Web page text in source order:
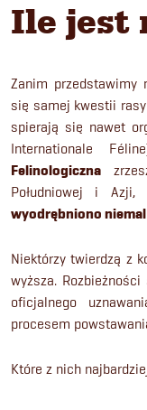
Ile jest
Zanim przedstawimy
się samej kwestii
spierają się nawet
Internationale
Felinologiczna
Południowej i Azji,
wyodrębniono
Niektórzy twierdzą z
wyższa.
oficjalnego
procesem
Które z nich